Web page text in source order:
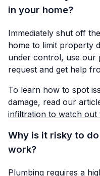
in your home?
Immediately shut off
home to limit property
under control, use our
request and get help
To learn how to spot
damage, read our
infiltration to watch out
Why is it risky to
work?
Plumbing requires a